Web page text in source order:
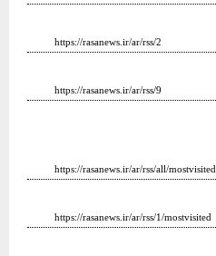
https://rasanews.ir/ar/rss/2
https://rasanews.ir/ar/rss/9
https://rasanews.ir/ar/rss/all/mostvisited
https://rasanews.ir/ar/rss/1/mostvisited